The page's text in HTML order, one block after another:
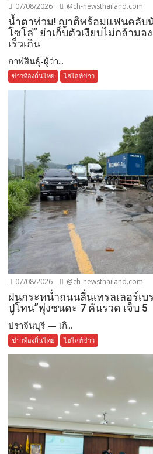
07/08/2026 @ch-newsthailand.com
น้ำตาท่วม! ญาติพร้อมแฟนคลับ
โซโล่” ย่าเก็บตัวเงียบไม่กล้าม
เร็วเกิน
กาฬสินธุ์-ผู้ว่า...
ข่าวท้องถิ่นไทย ไฮไลท์ข่าว
07/08/2026 @ch-newsthailand.com
ฝนกระหน่ำถนนลื่นเทรลเลอร์เบ
ปูโทน”พุ่งชนดะ 7 คันรวด เจ็บ 5
ปราจีนบุรี — เกิ...
ข่าวท้องถิ่นไทย ไฮไลท์ข่าว